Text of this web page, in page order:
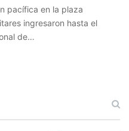
pacífica en la plaza
ingresaron hasta el
de…